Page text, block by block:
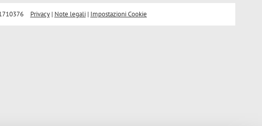
Privacy| Note legali| Impostazioni Cookie